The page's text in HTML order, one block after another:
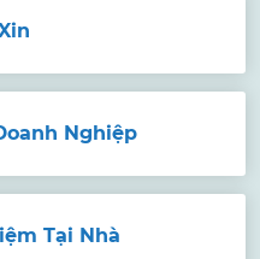
Nghiệp
Tại Nhà